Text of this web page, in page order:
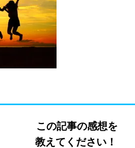
この記事の感想を
教えてください！